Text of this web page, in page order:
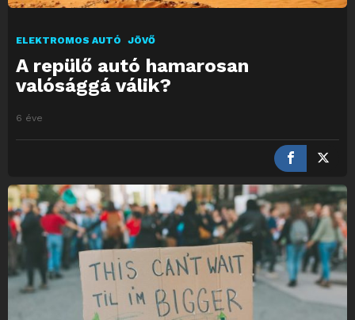
ELEKTROMOS AUTÓ JÖVŐ
A repülő autó hamarosan
valósággá válik?
6 éve